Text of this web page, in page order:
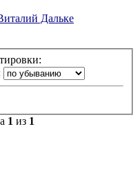
Дальке
1 из 1